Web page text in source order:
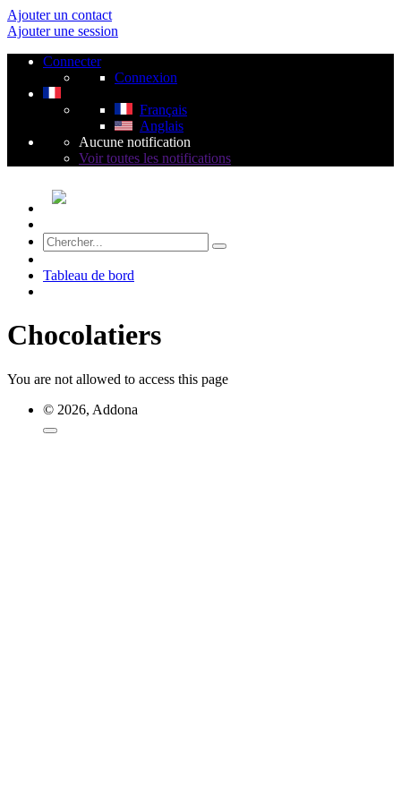
Ajouter un contact
Ajouter une session
Connecter
Connexion
Français
Anglais
Aucune notification
Voir toutes les notifications
Tableau de bord
Chocolatiers
You are not allowed to access this page
© 2026, Addona